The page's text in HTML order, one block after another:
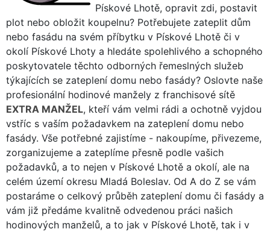
Pískové Lhotě, opravit zdi, postavit
plot nebo obložit koupelnu? Potřebujete zateplit dům
nebo fasádu na svém příbytku v Pískové Lhotě či v
okolí Pískové Lhoty a hledáte spolehlivého a schopného
poskytovatele těchto odborných řemeslných služeb
týkajících se zateplení domu nebo fasády? Oslovte naše
profesionální hodinové manžely z franchisové sítě
EXTRA MANŽEL, kteří vám velmi rádi a ochotně vyjdou
vstříc s vaším požadavkem na zateplení domu nebo
fasády. Vše potřebné zajistíme - nakoupíme, přivezeme,
zorganizujeme a zateplíme přesně podle vašich
požadavků, a to nejen v Pískové Lhotě a okolí, ale na
celém území okresu Mladá Boleslav. Od A do Z se vám
postaráme o celkový průběh zateplení domu či fasády a
vám již předáme kvalitně odvedenou práci našich
hodinových manželů, a to jak v Pískové Lhotě, tak i v